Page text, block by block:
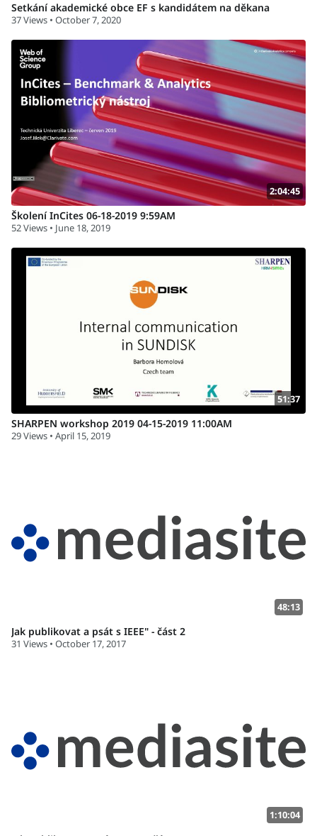
Setkání akademické obce EF s kandidátem na děkana
37 Views • October 7, 2020
2:04:45
Školení InCites 06-18-2019 9:59AM
52 Views • June 18, 2019
51:37
SHARPEN workshop 2019 04-15-2019 11:00AM
29 Views • April 15, 2019
48:13
Jak publikovat a psát s IEEE" - část 2
31 Views • October 17, 2017
1:10:04